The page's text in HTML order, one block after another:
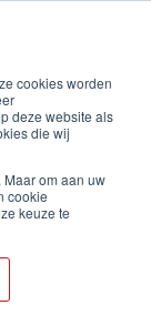
cookies worden
deze website als
die wij
om aan uw
cookie
keuze te